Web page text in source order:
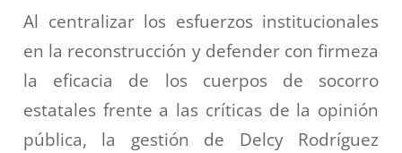
Al centralizar los esfuerzos institucionales
en la reconstrucción y defender con firmeza
la eficacia de los cuerpos de socorro
estatales frente a las críticas de la opinión
pública, la gestión de Delcy Rodríguez